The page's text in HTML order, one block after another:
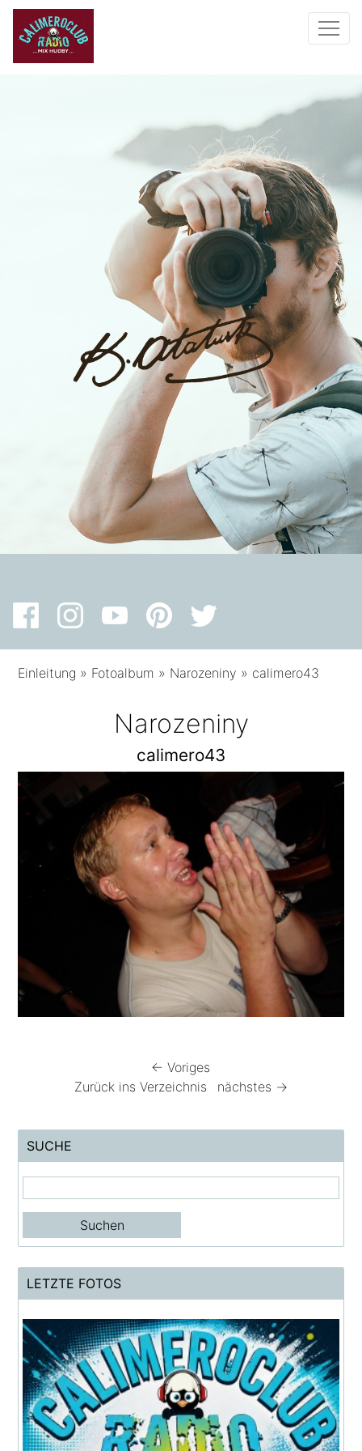
Einleitung » Fotoalbum » Narozeniny » calimero43
Narozeniny
calimero43
← Voriges
Zurück ins Verzeichnis
nächstes →
SUCHE
LETZTE FOTOS